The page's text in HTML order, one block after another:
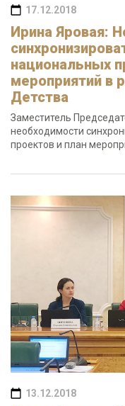
17.12.2018
Ирина Яровая:
национальных
мероприятий в
Детства
Заместитель
необходимости
проектов и план
13.12.2018